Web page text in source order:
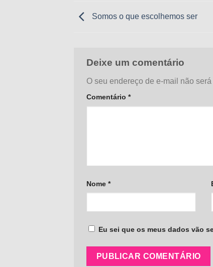
Somos o que escolhemos ser
Deixe um comentário
O seu endereço de e-mail não
Comentário *
Nome *
Eu sei que os meus dados vão